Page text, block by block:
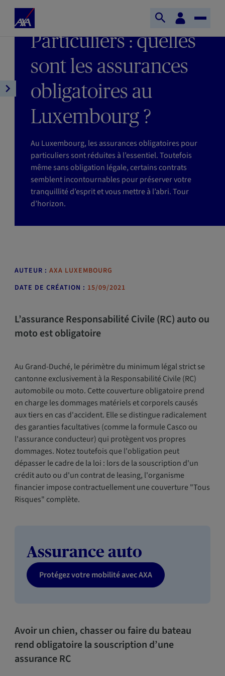
Aller au contenu principal
Accueil
AXA
Espace
client
Ouvrir
la
recherche
Toggle
DERNIÈRE MISE À JOUR : 07/08/2026
Particuliers : quelles
sont les assurances
obligatoires au
Luxembourg ?
Au Luxembourg, les assurances obligatoires pour
particuliers sont réduites à l’essentiel. Toutefois
même sans obligation légale, certains contrats
semblent incontournables pour préserver votre
tranquillité d’esprit et vous mettre à l’abri. Tour
d’horizon.
Ouvrir
navigation
l'article
AUTEUR : AXA LUXEMBOURG
DATE DE CRÉATION : 15/09/2021
L’assurance Responsabilité Civile (RC) auto ou
moto est obligatoire
Au Grand-Duché, le périmètre du minimum légal strict se
cantonne exclusivement à la Responsabilité Civile (RC)
automobile ou moto. Cette couverture obligatoire prend
en charge les dommages matériels et corporels causés
aux tiers en cas d'accident. Elle se distingue radicalement
des garanties facultatives (comme la formule Casco ou
l'assurance conducteur) qui protègent vos propres
dommages. Notez toutefois que l'obligation peut
dépasser le cadre de la loi : lors de la souscription d'un
crédit auto ou d'un contrat de leasing, l'organisme
financier impose contractuellement une couverture "Tous
Risques" complète.
Assurance auto
Protégez votre mobilité avec AXA
Avoir un chien, chasser ou faire du bateau
rend obligatoire la souscription d’une
assurance RC